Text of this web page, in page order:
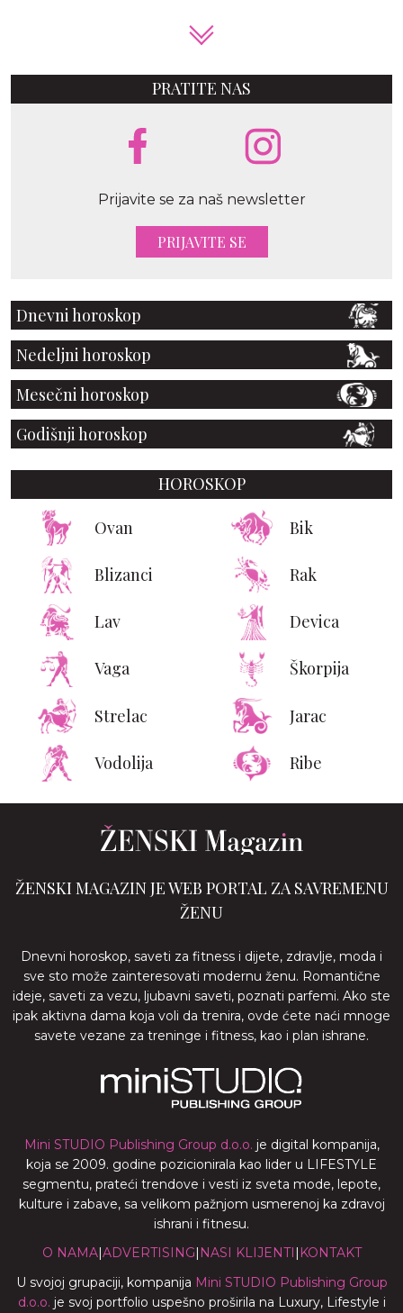
PRATITE NAS
Prijavite se za naš newsletter
PRIJAVITE SE
Dnevni horoskop
Nedeljni horoskop
Mesečni horoskop
Godišnji horoskop
HOROSKOP
Ovan Bik
Blizanci Rak
Lav Devica
Vaga Škorpija
Strelac Jarac
Vodolija Ribe
ŽENSKI MAGAZIN JE WEB PORTAL ZA SAVREMENU
ŽENU
Dnevni horoskop, saveti za fitness i dijete, zdravlje, moda i
sve sto može zainteresovati modernu ženu. Romantične
ideje, saveti za vezu, ljubavni saveti, poznati parfemi. Ako ste
ipak aktivna dama koja voli da trenira, ovde ćete naći mnoge
savete vezane za treninge i fitness, kao i plan ishrane.
Mini STUDIO Publishing Group d.o.o. je digital kompanija,
koja se 2009. godine pozicionirala kao lider u LIFESTYLE
segmentu, prateći trendove i vesti iz sveta mode, lepote,
kulture i zabave, sa velikom pažnjom usmerenoj ka zdravoj
ishrani i fitnesu.
O NAMA|ADVERTISING| NASI KLIJENTI | KONTAKT
U svojoj grupaciji, kompanija Mini STUDIO Publishing Group
d.o.o. je svoj portfolio uspešno proširila na Luxury, Lifestyle i